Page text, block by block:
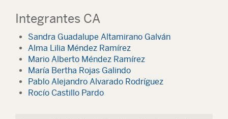
Integrantes CA
Sandra Guadalupe Altamirano Galván
Alma Lilia Méndez Ramírez
Mario Alberto Méndez Ramírez
María Bertha Rojas Galindo
Pablo Alejandro Alvarado Rodríguez
Rocío Castillo Pardo